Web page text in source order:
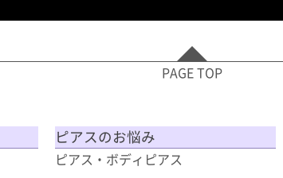
PAGE TOP
ピアスのお悩み
ピアス・ボディピアス